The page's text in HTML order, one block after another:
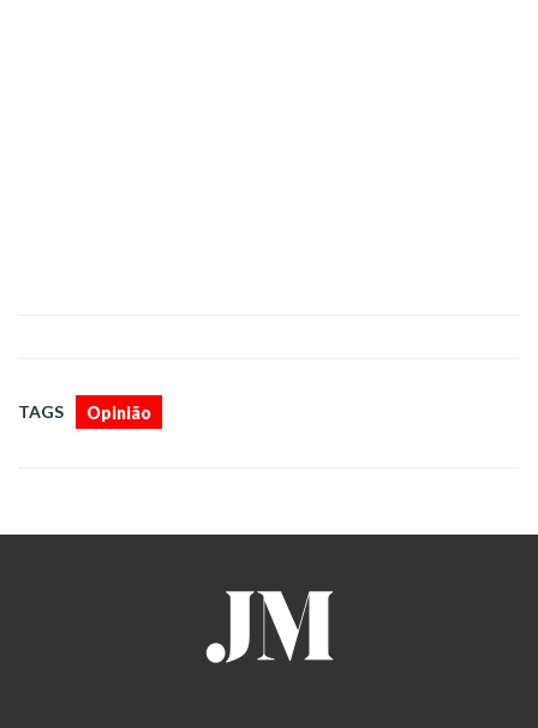
TAGS Opinião